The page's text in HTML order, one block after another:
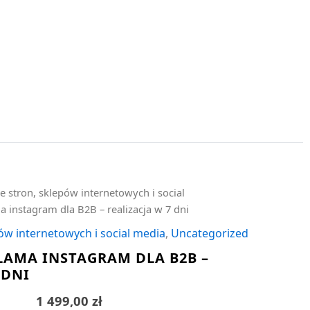
stron, sklepów internetowych i social
instagram dla B2B – realizacja w 7 dni
internetowych i social media, Uncategorized
INSTAGRAM DLA B2B –
1 499,00 zł